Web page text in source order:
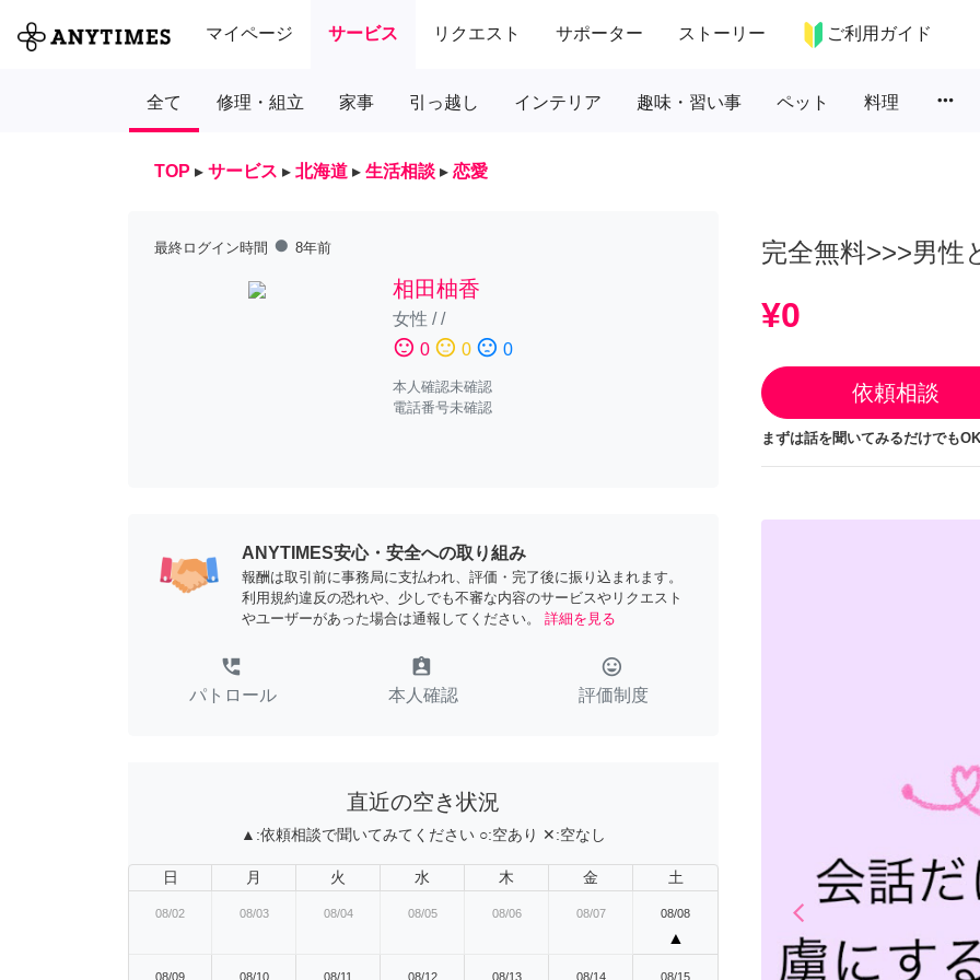
マイページ サービス リクエスト サポーター ストーリー ご利用ガイド
全て 修理・組立 家事 引っ越し インテリア 趣味・習い事 ペット 料理 more_horiz
TOP ▸ サービス ▸ 北海道 ▸ 生活相談 ▸ 恋愛
最終ログイン時間 fiber_manual_record 8年前
相田柚香
女性 //
sentiment_satisfied 0 sentiment_neutral 0 sentiment_dissatisfied 0
本人確認未確認
電話番号未確認
ANYTIMES安心・安全への取り組み
報酬は取引前に事務局に支払われ、評価・完了後に振り込まれます。
利用規約違反の恐れや、少しでも不審な内容のサービスやリクエスト
やユーザーがあった場合は通報してください。
詳細を見る
perm_phone_msg
パトロール
assignment_ind
本人確認
tag_faces
評価制度
直近の空き状況
▲:依頼相談で聞いてみてください ○:空あり ✕:空なし
日 月 火 水 木 金 土
08/02 08/03 08/04 08/05 08/06 08/07 08/08
▲
08/09 08/10 08/11 08/12 08/13 08/14 08/15
完全無料>>>男性
¥0
依頼相談
まずは話を聞いてみるだけでも
arrow_back_iosPrevious